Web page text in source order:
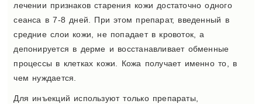
лечении признаков старения кожи достаточно одного
сеанса в 7-8 дней. При этом препарат, введенный в
средние слои кожи, не попадает в кровоток, а
депонируется в дерме и восстанавливает обменные
процессы в клетках кожи. Кожа получает именно то, в
чем нуждается.
Для инъекций используют только препараты,